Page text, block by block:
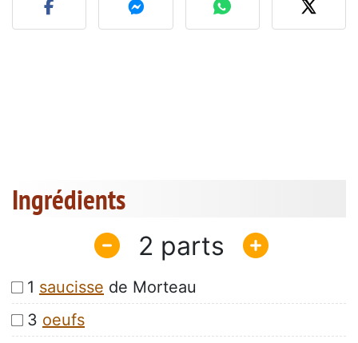
Ingrédients
2
1 saucisse de Morteau
3 oeufs